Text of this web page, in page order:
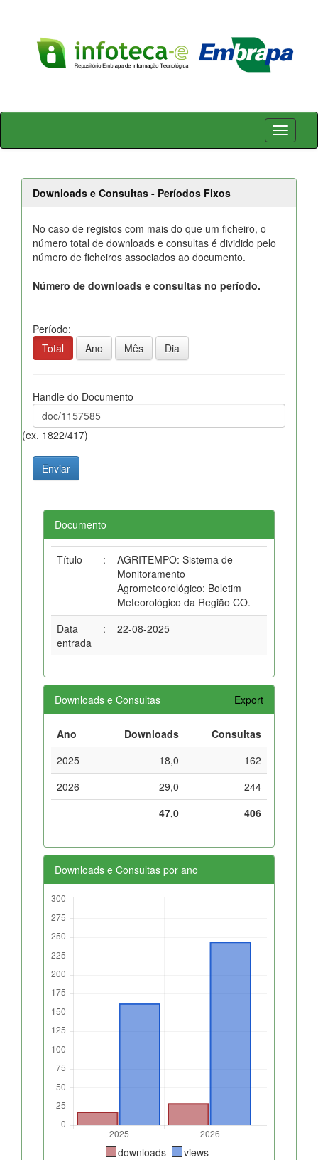
Skip
Downloads e Consultas - Períodos Fixos
No caso de registos com mais do que um ficheiro, o
número total de downloads e consultas é dividido pelo
número de ficheiros associados ao documento.
Número de downloads e consultas no período.
Período:
Total
Ano Mês Dia
Handle do Documento
(ex. 1822/417)
Documento
Título :
AGRITEMPO: Sistema de
Monitoramento
Agrometeorológico: Boletim
Meteorológico da Região CO.
Data
entrada
: 22-08-2025
Downloads e Consultas Export
Ano Downloads
Consultas
2025
18,0
162
2026
29,0
244
47,0
406
Downloads e Consultas por ano
downloads views